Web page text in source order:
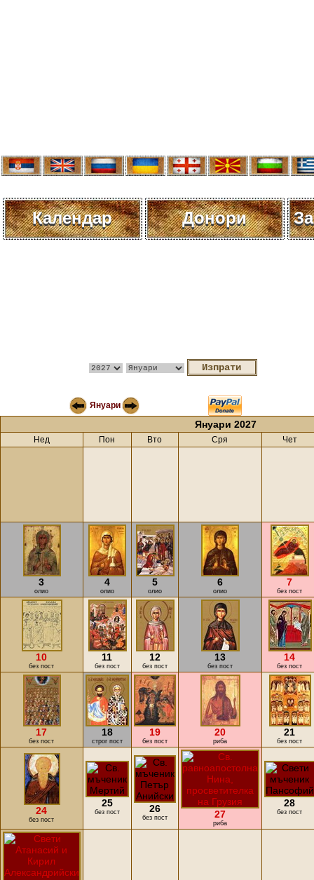
Календар Донори
Януари
Януари 2027
Нед Пон Вто Сря Чет
3
олио
4
олио
5
олио
6
олио
7
без пост
10
без пост
11
без пост
12
без пост
13
без пост
14
без пост
17
без пост
18
строг пост
19
без пост
20
риба
21
без пост
24
без пост
25
без пост 26
без пост 27
риба
28
без пост